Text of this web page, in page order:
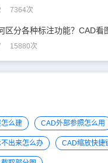
7364次
15880次
么建 CAD外部参照怎么用
出来怎么办 CAD缩放快捷